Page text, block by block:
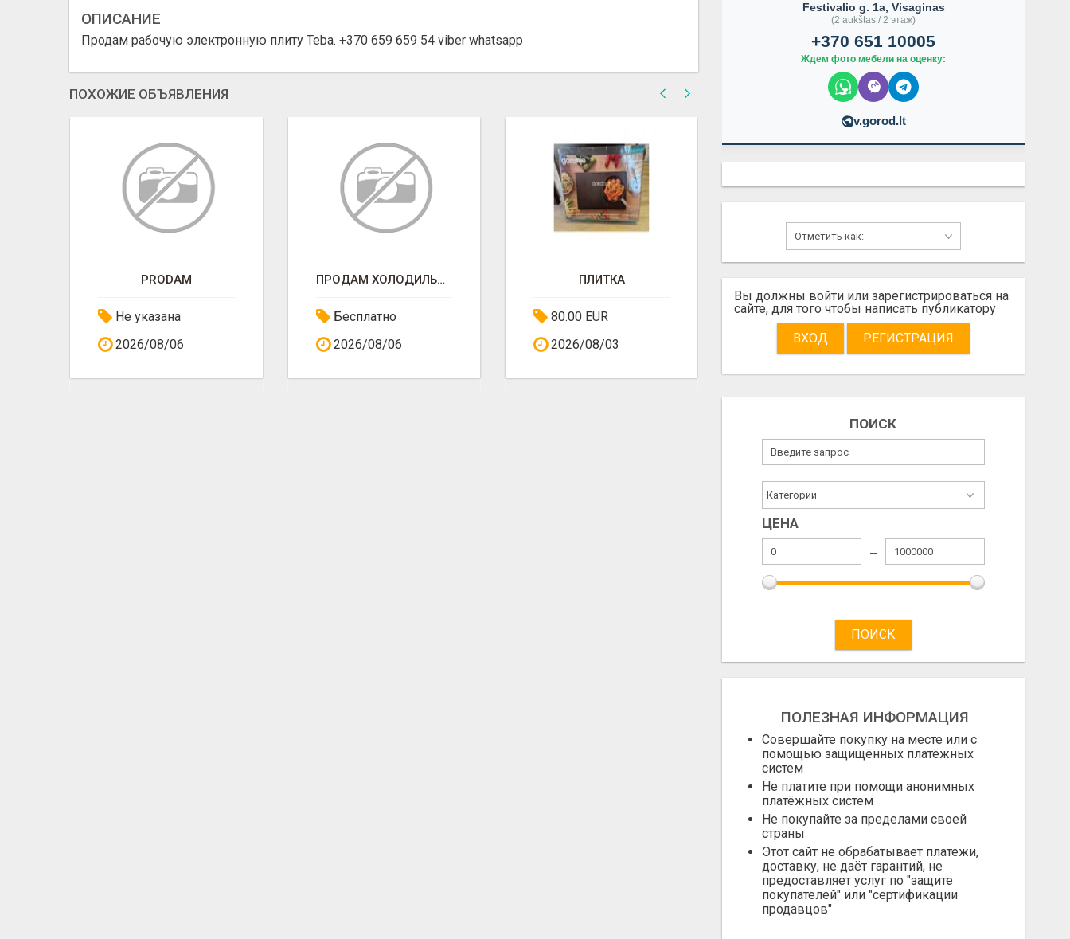
ОПИСАНИЕ
Продам рабочую электронную плиту Teba. +370 659 659 54 viber whatsapp
ПОХОЖИЕ ОБЪЯВЛЕНИЯ
PRODAM
Не указана
2026/08/06
ПРОДАМ ХОЛОДИЛЬНИК
Бесплатно
2026/08/06
ПЛИТКА
80.00 EUR
2026/08/03
PRODAM
Не указана
2026/08/07
PRODAM
Не указана
Festivalio g. 1a, Visaginas
(2 aukštas / 2 этаж)
+370 651 10005
Ждем фото мебели на оценку:
v.gorod.lt
Вы должны войти или зарегистрироваться на
сайте, для того чтобы написать публикатору
ВХОД
РЕГИСТРАЦИЯ
ПОИСК
ЦЕНА
ПОИСК
ПОЛЕЗНАЯ ИНФОРМАЦИЯ
Совершайте покупку на месте или с
помощью защищённых платёжных
систем
Не платите при помощи анонимных
платёжных систем
Не покупайте за пределами своей
страны
Этот сайт не обрабатывает платежи,
доставку, не даёт гарантий, не
предоставляет услуг по "защите
покупателей" или "сертификации
продавцов"